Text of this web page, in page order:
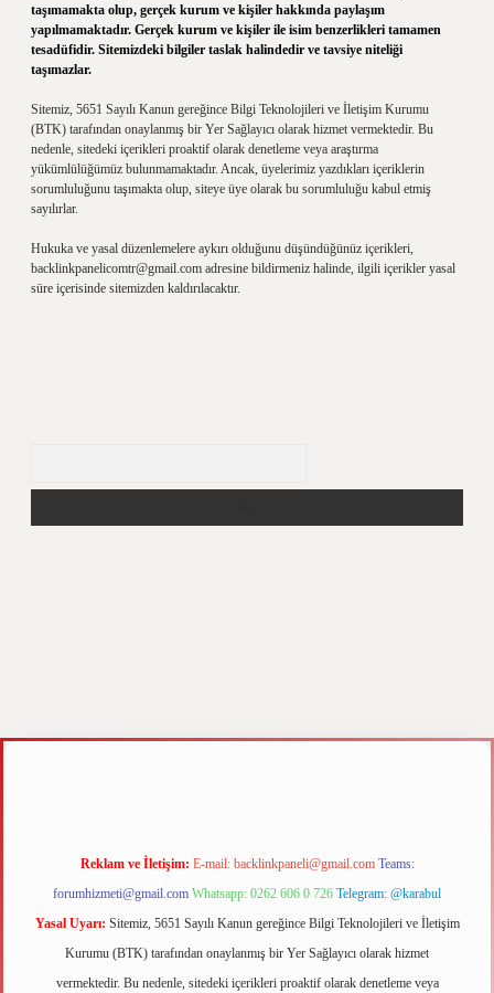
taşımamakta olup, gerçek kurum ve kişiler hakkında paylaşım
yapılmamaktadır. Gerçek kurum ve kişiler ile isim benzerlikleri tamamen
tesadüfidir. Sitemizdeki bilgiler taslak halindedir ve tavsiye niteliği
taşımazlar.
Sitemiz, 5651 Sayılı Kanun gereğince Bilgi Teknolojileri ve İletişim Kurumu
(BTK) tarafından onaylanmış bir Yer Sağlayıcı olarak hizmet vermektedir. Bu
nedenle, sitedeki içerikleri proaktif olarak denetleme veya araştırma
yükümlülüğümüz bulunmamaktadır. Ancak, üyelerimiz yazdıkları içeriklerin
sorumluluğunu taşımakta olup, siteye üye olarak bu sorumluluğu kabul etmiş
sayılırlar.
Hukuka ve yasal düzenlemelere aykırı olduğunu düşündüğünüz içerikleri,
backlinkpanelicomtr@gmail.com adresine bildirmeniz halinde, ilgili içerikler yasal
süre içerisinde sitemizden kaldırılacaktır.
m elexbet
Reklam ve İletişim: E-mail: backlinkpaneli@gmail.com Teams:
forumhizmeti@gmail.com Whatsapp: 0262 606 0 726 Telegram: @karabul
Yasal Uyarı: Sitemiz, 5651 Sayılı Kanun gereğince Bilgi Teknolojileri ve İletişim
Kurumu (BTK) tarafından onaylanmış bir Yer Sağlayıcı olarak hizmet
vermektedir. Bu nedenle, sitedeki içerikleri proaktif olarak denetleme veya